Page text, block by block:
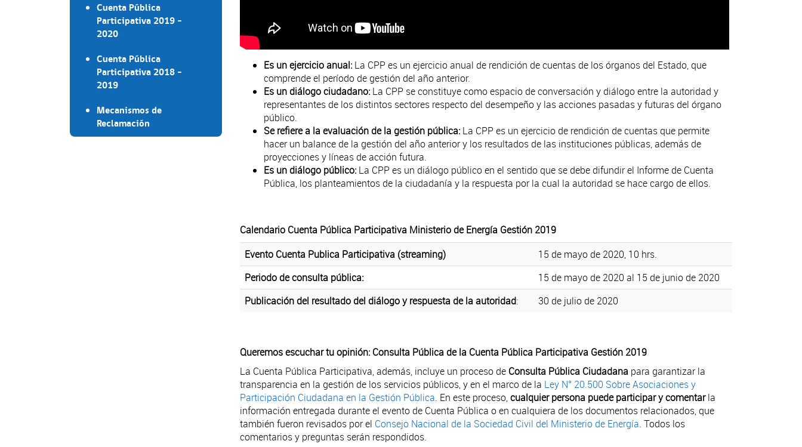
Cuenta Pública
Participativa 2019 -
2020
Cuenta Pública
Participativa 2018 -
2019
Mecanismos de
Reclamación
Es un ejercicio anual: La CPP es un ejercicio anual de rendición de cuentas de los órganos del Estado, que
comprende el período de gestión del año anterior.
Es un diálogo ciudadano: La CPP se constituye como espacio de conversación y diálogo entre la autoridad y
representantes de los distintos sectores respecto del desempeño y las acciones pasadas y futuras del órgano
público.
Se refiere a la evaluación de la gestión pública: La CPP es un ejercicio de rendición de cuentas que permite
hacer un balance de la gestión del año anterior y los resultados de las instituciones públicas, además de
proyecciones y líneas de acción futura.
Es un diálogo público: La CPP es un diálogo público en el sentido que se debe difundir el Informe de Cuenta
Pública, los planteamientos de la ciudadanía y la respuesta por la cual la autoridad se hace cargo de ellos.
Calendario Cuenta Pública Participativa Ministerio de Energía Gestión 2019
Evento Cuenta Publica Participativa (streaming)
15 de mayo de 2020, 10 hrs.
Periodo de consulta pública:
15 de mayo de 2020 al 15 de junio de 2020
Publicación del resultado del diálogo y respuesta de la autoridad: 30 de julio de 2020
Queremos escuchar tu opinión: Consulta Pública de la Cuenta Pública Participativa Gestión 2019
La Cuenta Pública Participativa, además, incluye un proceso de Consulta Pública Ciudadana para garantizar la
transparencia en la gestión de los servicios públicos, y en el marco de la Ley N° 20.500 Sobre Asociaciones y
Participación Ciudadana en la Gestión Pública. En este proceso,cualquier persona puede participar y comentarla
información entregada durante el evento de Cuenta Pública o en cualquiera de los documentos relacionados, que
también fueron revisados por el Consejo Nacional de la Sociedad Civil del Ministerio de Energía. Todos los
comentarios y preguntas serán respondidos.